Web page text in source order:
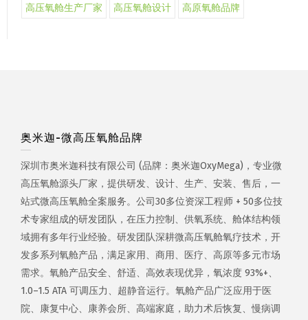
高压氧舱生产厂家 高压氧舱设计 高原氧舱品牌
奥米迦-微高压氧舱品牌
深圳市奥米迦科技有限公司 (品牌：奥米迦OxyMega)，专业微
高压氧舱源头厂家，提供研发、设计、生产、安装、售后，一
站式微高压氧舱全案服务。公司30多位资深工程师 + 50多位技
术专家组成的研发团队，在压力控制、供氧系统、舱体结构领
域拥有多年行业经验。研发团队深耕微高压氧舱氧疗技术，开
发多系列氧舱产品，满足家用、商用、医疗、高原等多元市场
需求。氧舱产品安全、舒适、高效表现优异，氧浓度 93%+、
1.0–1.5 ATA 可调压力、超静音运行。氧舱产品广泛应用于医
院、康复中心、康养会所、高端家庭，助力术后恢复、慢病调